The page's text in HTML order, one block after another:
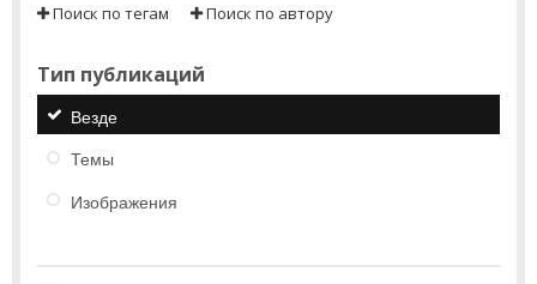
Поиск по тегам Поиск по автору
Тип публикаций
Везде
Темы
Изображения